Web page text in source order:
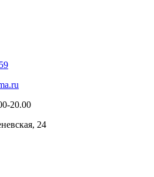
20.00
24